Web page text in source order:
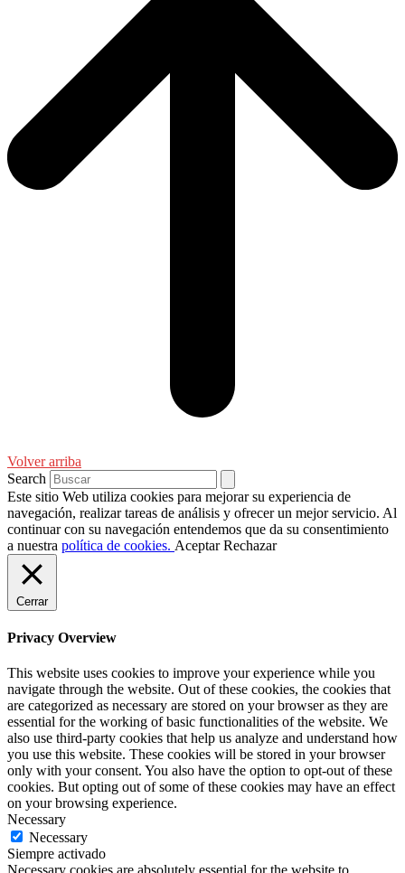
Volver arriba
Search
Este sitio Web utiliza cookies para mejorar su experiencia de
navegación, realizar tareas de análisis y ofrecer un mejor servicio. Al
continuar con su navegación entendemos que da su consentimiento
a nuestra política de cookies. Aceptar Rechazar
Cerrar
Privacy Overview
This website uses cookies to improve your experience while you
navigate through the website. Out of these cookies, the cookies that
are categorized as necessary are stored on your browser as they are
essential for the working of basic functionalities of the website. We
also use third-party cookies that help us analyze and understand how
you use this website. These cookies will be stored in your browser
only with your consent. You also have the option to opt-out of these
cookies. But opting out of some of these cookies may have an effect
on your browsing experience.
Necessary
Necessary
Siempre activado